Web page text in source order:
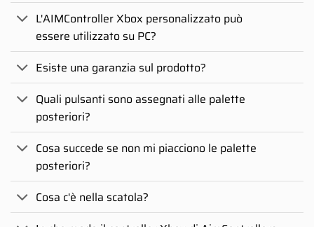
L'AIMController Xbox personalizzato può
essere utilizzato su PC?
Esiste una garanzia sul prodotto?
Quali pulsanti sono assegnati alle palette
posteriori?
Cosa succede se non mi piacciono le palette
posteriori?
Cosa c'è nella scatola?